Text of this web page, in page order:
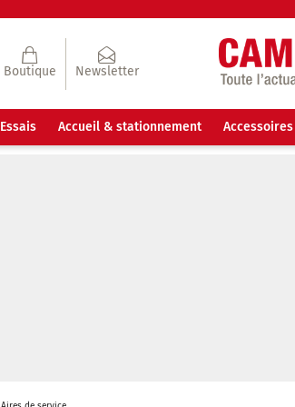
Boutique Newsletter
Essais Accueil & stationnement Accessoires